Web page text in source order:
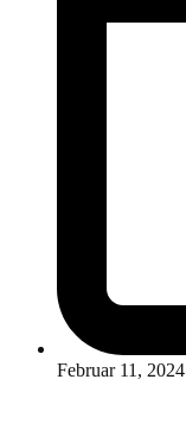
Februar 11, 2024